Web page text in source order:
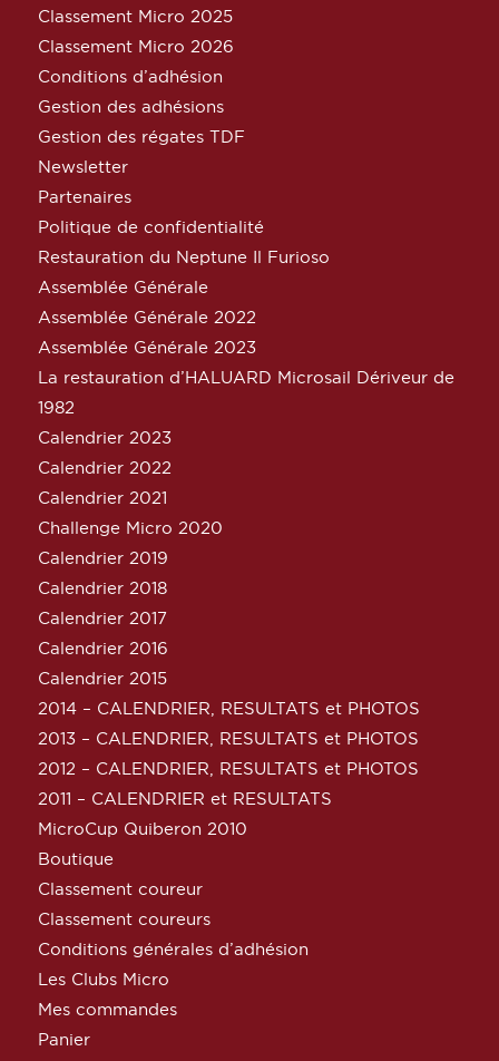
Classement Micro 2025
Classement Micro 2026
Conditions d’adhésion
Gestion des adhésions
Gestion des régates TDF
Newsletter
Partenaires
Politique de confidentialité
Restauration du Neptune Il Furioso
Assemblée Générale
Assemblée Générale 2022
Assemblée Générale 2023
La restauration d’HALUARD Microsail Dériveur de
1982
Calendrier 2023
Calendrier 2022
Calendrier 2021
Challenge Micro 2020
Calendrier 2019
Calendrier 2018
Calendrier 2017
Calendrier 2016
Calendrier 2015
2014 – CALENDRIER, RESULTATS et PHOTOS
2013 – CALENDRIER, RESULTATS et PHOTOS
2012 – CALENDRIER, RESULTATS et PHOTOS
2011 – CALENDRIER et RESULTATS
MicroCup Quiberon 2010
Boutique
Classement coureur
Classement coureurs
Conditions générales d’adhésion
Les Clubs Micro
Mes commandes
Panier